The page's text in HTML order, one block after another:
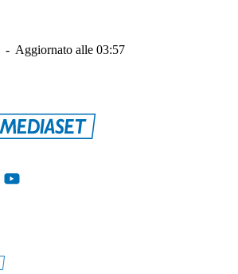
- Aggiornato alle 03:57